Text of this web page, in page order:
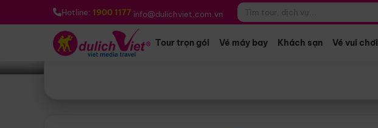
Hotline: 1900 1177 info@dulichviet.com.vn
Tour trọn gói Vé máy bay Khách sạn Vé vui chơi
Bạn muốn đi đâu? *